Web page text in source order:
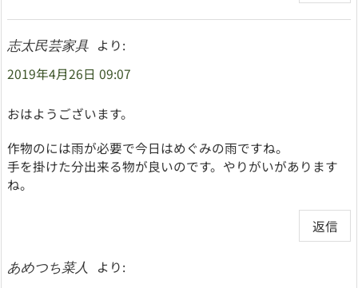
志太民芸家具
より:
2019年4月26日 09:07
おはようございます。
作物のには雨が必要で今日はめぐみの雨ですね。
手を掛けた分出来る物が良いのです。やりがいがあります
ね。
返信
あめつち菜人
より: